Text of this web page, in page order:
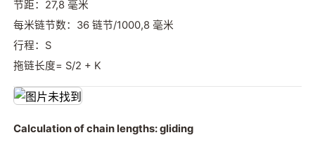
节距：27,8 毫米
每米链节数：36 链节/1000,8 毫米
行程：S
拖链长度= S/2 + K
Calculation of chain lengths: gliding